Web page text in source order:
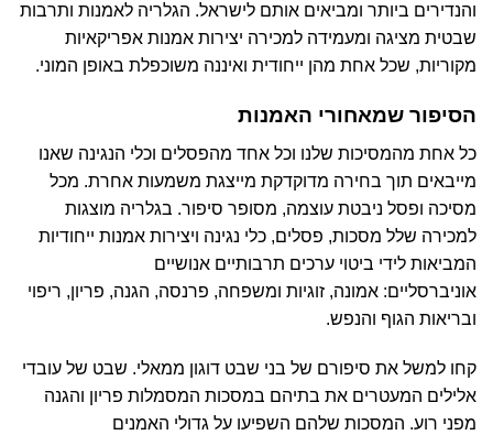
והנדירים ביותר ומביאים אותם לישראל. הגלריה לאמנות ותרבות
שבטית מציגה ומעמידה למכירה יצירות אמנות אפריקאיות
מקוריות, שכל אחת מהן ייחודית ואיננה משוכפלת באופן המוני.
הסיפור שמאחורי האמנות
כל אחת מהמסיכות שלנו וכל אחד מהפסלים וכלי הנגינה שאנו
מייבאים תוך בחירה מדוקדקת מייצגת משמעות אחרת. מכל
מסיכה ופסל ניבטת עוצמה, מסופר סיפור. בגלריה מוצגות
למכירה שלל מסכות, פסלים, כלי נגינה ויצירות אמנות ייחודיות
המביאות לידי ביטוי ערכים תרבותיים אנושיים
אוניברסליים: אמונה, זוגיות ומשפחה, פרנסה, הגנה, פריון, ריפוי
ובריאות הגוף והנפש.
קחו למשל את סיפורם של בני שבט דוגון ממאלי. שבט של עובדי
אלילים המעטרים את בתיהם במסכות המסמלות פריון והגנה
מפני רוע. המסכות שלהם השפיעו על גדולי האמנים